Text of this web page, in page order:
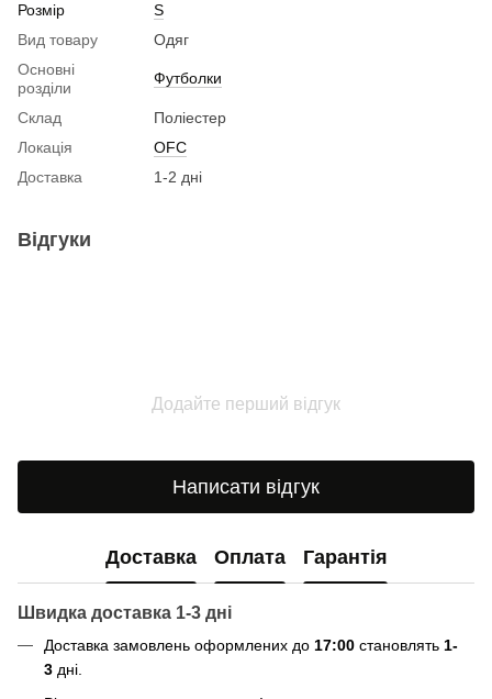
Розмір
S
Вид товару
Одяг
Основні
розділи
Футболки
Склад
Поліестер
Локація
OFC
Доставка
1-2 дні
Відгуки
Додайте перший відгук
Написати відгук
Доставка Оплата Гарантія
Швидка доставка 1-3 дні
Доставка замовлень оформлених до 17:00 становлять 1-
3 дні.